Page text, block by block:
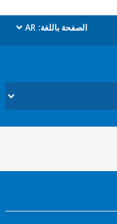
الصفحة باللغة: AR
dropdown